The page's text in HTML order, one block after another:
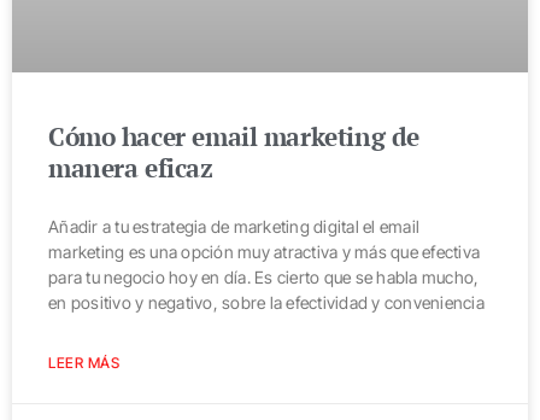
Cómo hacer email marketing de
manera eficaz
Añadir a tu estrategia de marketing digital el email
marketing es una opción muy atractiva y más que efectiva
para tu negocio hoy en día. Es cierto que se habla mucho,
en positivo y negativo, sobre la efectividad y conveniencia
LEER MÁS